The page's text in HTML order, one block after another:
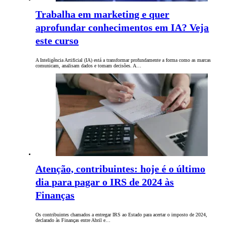
Trabalha em marketing e quer
aprofundar conhecimentos em IA? Veja
este curso
A Inteligência Artificial (IA) está a transformar profundamente a forma como as marcas
comunicam, analisam dados e tomam decisões. A…
Atenção, contribuintes: hoje é o último
dia para pagar o IRS de 2024 às
Finanças
Os contribuintes chamados a entregar IRS ao Estado para acertar o imposto de 2024,
declarado às Finanças entre Abril e…